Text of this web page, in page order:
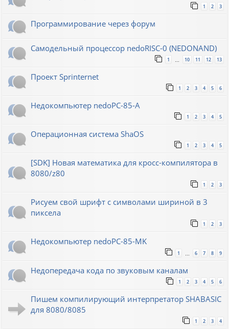
1 2 3
Программирование через форум
Самодельный процессор nedoRISC-0 (NEDONAND)
1 10 11 12 13
Проект Sprinternet
1 2 3 4 5 6
Недокомпьютер nedoPC-85-A
1 2 3 4 5
Операционная система ShaOS
1 2 3 4 5
[SDK] Новая математика для кросс-компилятора в
8080/z80
1 2 3
Рисуем свой шрифт с символами шириной в 3
пиксела
1 2 3
Недокомпьютер nedoPC-85-MK
1 6 7 8 9
Недопередача кода по звуковым каналам
1 2 3 4 5 6
Пишем компилирующий интерпретатор SHABASIC
для 8080/8085
1 2 3 4